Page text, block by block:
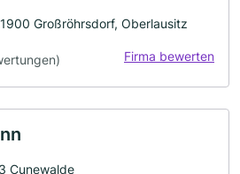
Großröhrsdorf, Oberlausitz
Firma bewerten
Cunewalde